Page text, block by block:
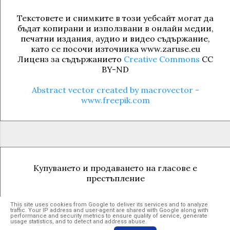
на русенци чрез туризъм, спорт и
екологични дейности, Иван Белчев
ще продължава да работи по
законода...
сметосъбиране и снегопочистване,
зле поддържаните зелени площи,
констатираме: 1. Провал в проектното
финансиране от Инвестиционната
програма на държавния бюджет. При
за периода 2024–2026 г., Община Русе
е подписала само 6 споразумения на
обща стойност 37,5 млн. лв. , при което
в сравнение с други общини като
Бургас (326 м...
публикацията на сайта на Община
Русе са дадени линкове към огромни
по размер графични изображения
(над 160 MB). Надали обикновен
потребител би успял да отвори такъв
проекта за нов Общ устройствен план
на Община Русе.
Текстовете и снимките в този уебсайт могат да
бъдат копирани и използвани в онлайн медии,
печатни издания, аудио и видео съдържание,
като се посочи източника www.zaruse.eu
Лиценз за съдържанието Creative Commons CC
BY-ND
Abstract vector created by macrovector -
www.freepik.com
Купуването и продаването на гласове е
престъпление
Предоставено от Blogger
This site uses cookies from Google to deliver its services and to analyze
traffic. Your IP address and user-agent are shared with Google along with
performance and security metrics to ensure quality of service, generate
usage statistics, and to detect and address abuse.